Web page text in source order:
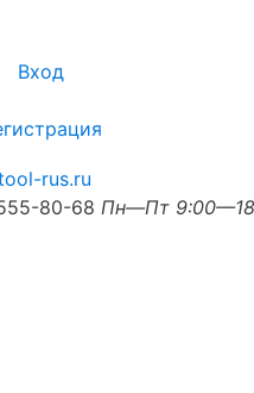
Вход
80-68 Пн—Пт